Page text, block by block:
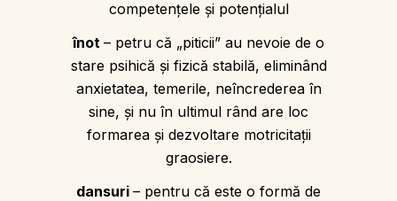
competenţele şi potenţialul
înot – petru că „piticii” au nevoie de o
stare psihică şi fizică stabilă, eliminând
anxietatea, temerile, neîncrederea în
sine, şi nu în ultimul rând are loc
formarea şi dezvoltare motricitaţii
graosiere.
dansuri – pentru că este o formă de